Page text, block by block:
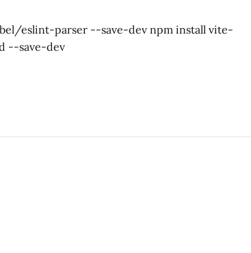
一不做二不休，可是想想如果做主题的话会比较麻
--save-dev